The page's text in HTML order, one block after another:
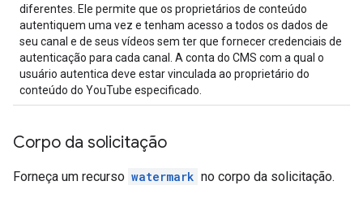
diferentes. Ele permite que os proprietários de conteúdo
autentiquem uma vez e tenham acesso a todos os dados de
seu canal e de seus vídeos sem ter que fornecer credenciais de
autenticação para cada canal. A conta do CMS com a qual o
usuário autentica deve estar vinculada ao proprietário do
conteúdo do YouTube especificado.
Corpo da solicitação
Forneça um recurso watermark no corpo da solicitação.